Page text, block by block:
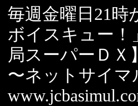
毎週金曜日21時
ボイスキュー！
局スーパーＤＸ】
〜ネットサイ